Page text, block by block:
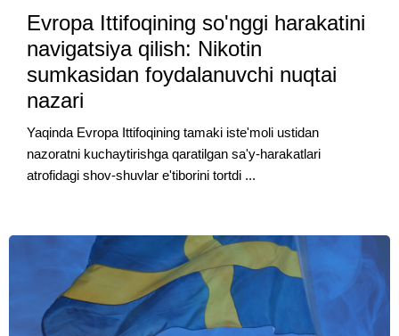
Evropa Ittifoqining so'nggi harakatini
navigatsiya qilish: Nikotin
sumkasidan foydalanuvchi nuqtai
nazari
Yaqinda Evropa Ittifoqining tamaki iste'moli ustidan
nazoratni kuchaytirishga qaratilgan sa'y-harakatlari
atrofidagi shov-shuvlar e'tiborini tortdi ...